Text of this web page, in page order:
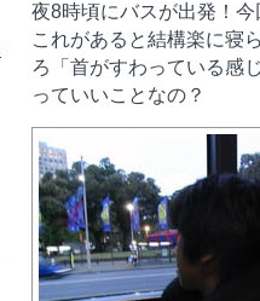
夜8時頃にバスが出発！
これがあると結構楽に寝
ろ「首がすわっている感
っていいことなの？